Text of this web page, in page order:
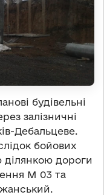
будівельні
залізничні
Дебальцеве.
бойових
ділянкою дороги
М 03 та